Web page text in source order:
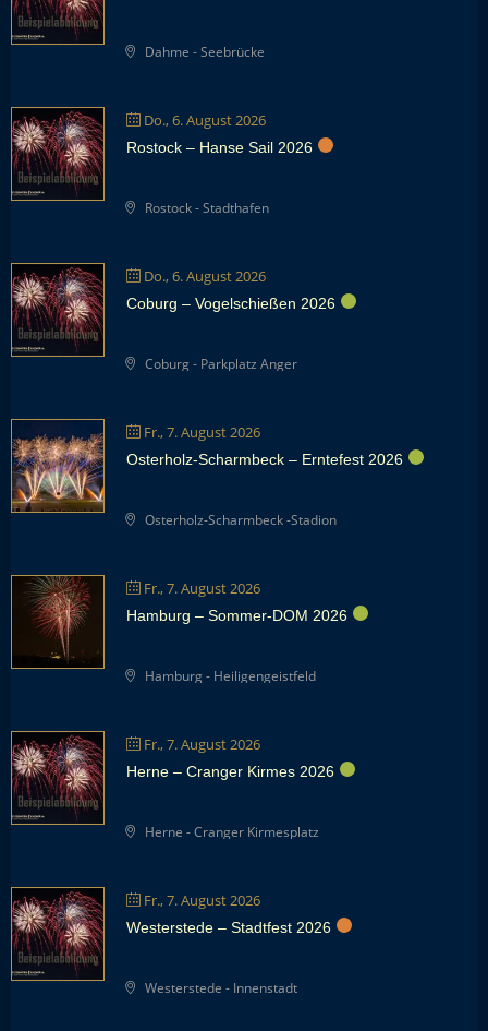
Dahme - Seebrücke
Do., 6. August 2026
Rostock – Hanse Sail 2026
Rostock - Stadthafen
Do., 6. August 2026
Coburg – Vogelschießen 2026
Coburg - Parkplatz Anger
Fr., 7. August 2026
Osterholz-Scharmbeck – Erntefest 2026
Osterholz-Scharmbeck -Stadion
Fr., 7. August 2026
Hamburg – Sommer-DOM 2026
Hamburg - Heiligengeistfeld
Fr., 7. August 2026
Herne – Cranger Kirmes 2026
Herne - Cranger Kirmesplatz
Fr., 7. August 2026
Westerstede – Stadtfest 2026
Westerstede - Innenstadt